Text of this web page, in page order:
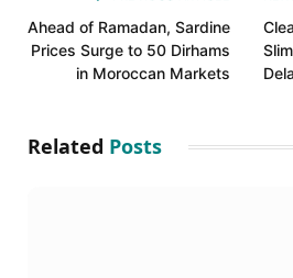
Ahead of Ramadan, Sardine
Prices Surge to 50 Dirhams
in Moroccan Markets
Related Posts